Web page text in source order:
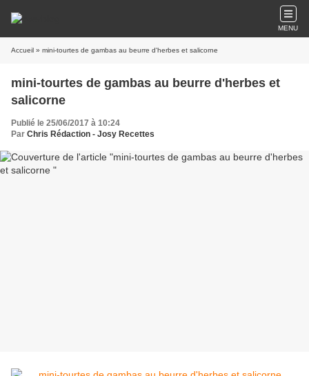
MENU
Accueil » mini-tourtes de gambas au beurre d'herbes et salicorne
mini-tourtes de gambas au beurre d'herbes et
salicorne
Publié le 25/06/2017 à 10:24
Par Chris Rédaction - Josy Recettes